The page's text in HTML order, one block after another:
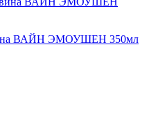
ВАЙН ЭМОУШЕН 350мл